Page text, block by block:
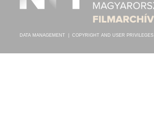
DATA MANAGEMENT COPYRIGHT AND USER PRIVILEGES